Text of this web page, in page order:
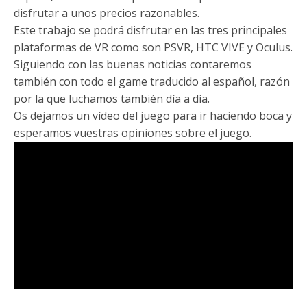
disfrutar a unos precios razonables.
Este trabajo se podrá disfrutar en las tres principales
plataformas de VR como son PSVR, HTC VIVE y Oculus.
Siguiendo con las buenas noticias contaremos
también con todo el game traducido al español, razón
por la que luchamos también día a día.
Os dejamos un vídeo del juego para ir haciendo boca y
esperamos vuestras opiniones sobre el juego.